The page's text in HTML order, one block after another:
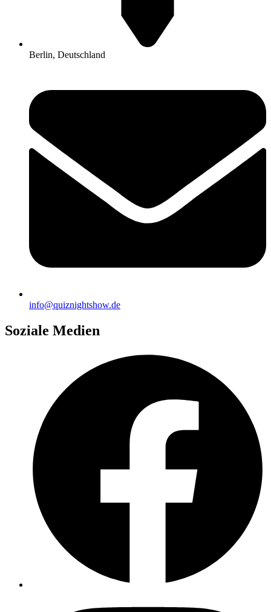
Berlin, Deutschland
info@quiznightshow.de
Soziale Medien